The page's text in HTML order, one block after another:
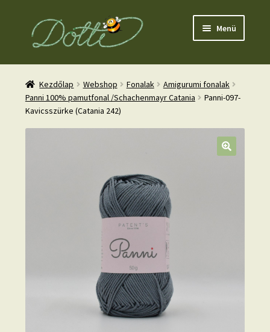
Ugrás
Kilépés
Menü
Kezdőlap Webshop Fonalak
Amigurumi fonalak
Panni 100% pamutfonal /Schachenmayr Catania
Panni-097-
Kavicsszürke (Catania 242)